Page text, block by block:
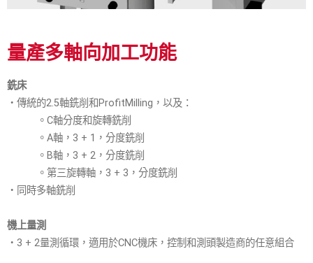
量產多軸向加工功能
銑床
・傳統的2.5軸銑削和ProfitMilling，以及：
。C軸分度和旋轉銑削
。A軸，3 + 1，分度銑削
。B軸，3 + 2，分度銑削
。第三旋轉軸，3 + 3，分度銑削
・同時多軸銑削
機上量測
・3 + 2量測循環，適用於CNC機床，控制和測頭製造商的任意組合